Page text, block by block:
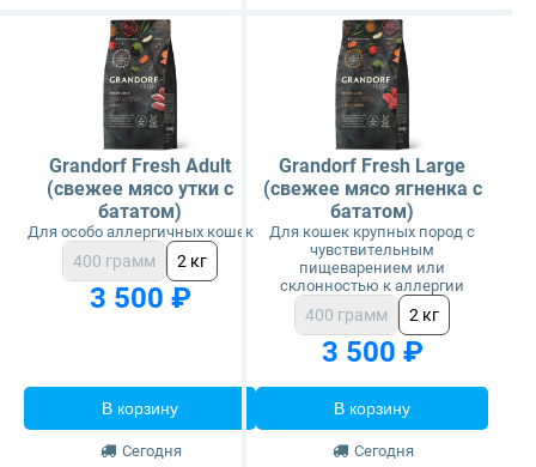
Grandorf Fresh Adult
(свежее мясо утки с
бататом)
Для особо аллергичных кошек
400 грамм 2 кг
3 500 ₽
В корзину
Сегодня
Grandorf Fresh Large
(свежее мясо ягненка с
бататом)
Для кошек крупных пород с
чувствительным
пищеварением или
склонностью к аллергии
400 грамм 2 кг
3 500 ₽
В корзину
Сегодня